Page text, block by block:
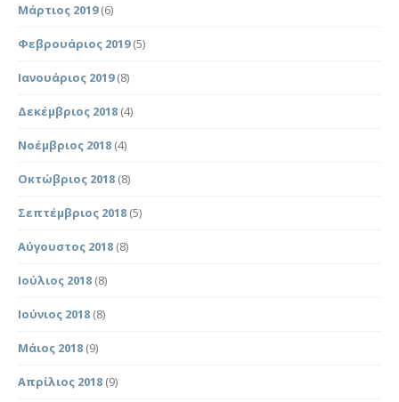
Μάρτιος 2019(6)
Φεβρουάριος 2019(5)
Ιανουάριος 2019(8)
Δεκέμβριος 2018 (4)
Νοέμβριος 2018 (4)
Οκτώβριος 2018 (8)
Σεπτέμβριος 2018 (5)
Αύγουστος 2018 (8)
Ιούλιος 2018 (8)
Ιούνιος 2018 (8)
Μάιος 2018 (9)
Απρίλιος 2018 (9)